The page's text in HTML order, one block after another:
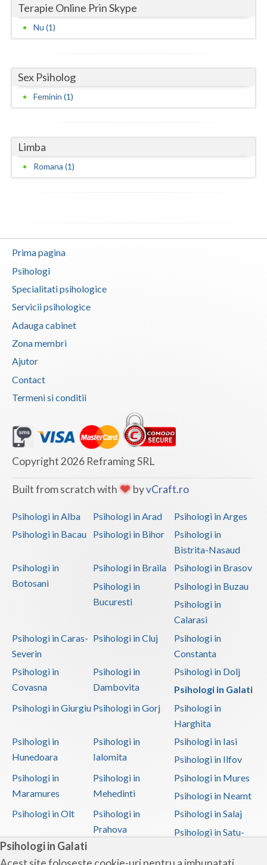
Psihologi in Galati
Maramures
Mehedinti
Neamt
Olt
Satu-Mare
Teleorman
Timis
Valcea
Vaslui
Terapie Online Prin Skype
Nu (1)
Sex Psiholog
Feminin (1)
Limba
Romana (1)
Prima pagina
Psihologi
Specialitati psihologice
Servicii psihologice
Adauga cabinet
Zona membri
Ajutor
Contact
Termeni si conditii
Copyright 2026 Reframing SRL
Built from scratch with byvCraft.ro
Psihologi in Alba Psihologi in Arad
Psihologi in Arges
Psihologi in Bacau
Psihologi in Bihor
Psihologi in
Bistrita-Nasaud
Psihologi in
Botosani
Psihologi in Braila
Psihologi in Brasov
Psihologi in
Bucuresti
Psihologi in Buzau
Psihologi in
Calarasi
Psihologi in Caras-
Severin
Psihologi in Cluj
Psihologi in
Constanta
Psihologi in
Covasna
Psihologi in
Dambovita
Psihologi in Dolj
Psihologi in Galati
Psihologi in Giurgiu Psihologi in Gorj
Psihologi in
Harghita
Psihologi in
Hunedoara
Psihologi in
Ialomita
Psihologi in Iasi
Psihologi in Ilfov
Psihologi in
Maramures
Psihologi in
Mehedinti
Psihologi in Mures
Psihologi in Neamt
Psihologi in Olt
Psihologi in
Prahova
Psihologi in Salaj
Psihologi in Satu-